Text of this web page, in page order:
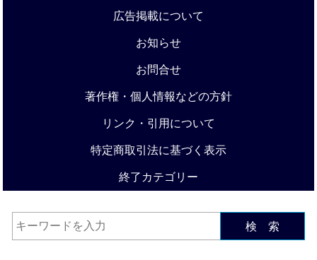
広告掲載について
お知らせ
お問合せ
著作権・個人情報などの方針
リンク・引用について
特定商取引法に基づく表示
終了カテゴリー
検 索